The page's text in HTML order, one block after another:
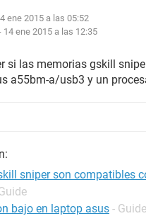
ene 2015 a las 05:52
14 ene 2015 a las 12:35
si las memorias gskill
a55bm-a/usb3 y un
sniper son compatibles
bajo en laptop asus - Guide